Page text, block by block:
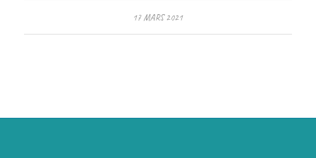
17 MARS 2021